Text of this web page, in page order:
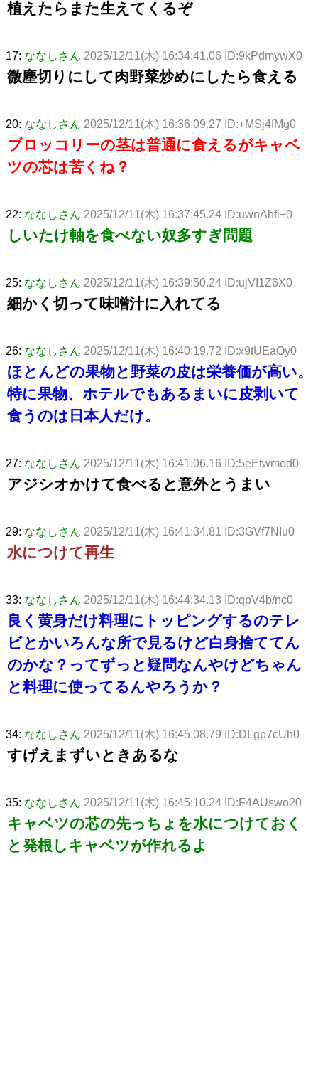
植えたらまた生えてくるぞ
17: ななしさん 2025/12/11(木) 16:34:41.06 ID:9kPdmywX0
微塵切りにして肉野菜炒めにしたら食える
20: ななしさん 2025/12/11(木) 16:36:09.27 ID:+MSj4fMg0
ブロッコリーの茎は普通に食えるがキャベ
ツの芯は苦くね？
22: ななしさん 2025/12/11(木) 16:37:45.24 ID:uwnAhfi+0
しいたけ軸を食べない奴多すぎ問題
25: ななしさん 2025/12/11(木) 16:39:50.24 ID:ujVI1Z6X0
細かく切って味噌汁に入れてる
26: ななしさん 2025/12/11(木) 16:40:19.72 ID:x9tUEaOy0
ほとんどの果物と野菜の皮は栄養価が高い。
特に果物、ホテルでもあるまいに皮剥いて
食うのは日本人だけ。
27: ななしさん 2025/12/11(木) 16:41:06.16 ID:5eEtwmod0
アジシオかけて食べると意外とうまい
29: ななしさん 2025/12/11(木) 16:41:34.81 ID:3GVf7NIu0
水につけて再生
33: ななしさん 2025/12/11(木) 16:44:34.13 ID:qpV4b/nc0
良く黄身だけ料理にトッピングするのテレ
ビとかいろんな所で見るけど白身捨ててん
のかな？ってずっと疑問なんやけどちゃん
と料理に使ってるんやろうか？
34: ななしさん 2025/12/11(木) 16:45:08.79 ID:DLgp7cUh0
すげえまずいときあるな
35: ななしさん 2025/12/11(木) 16:45:10.24 ID:F4AUswo20
キャベツの芯の先っちょを水につけておく
と発根しキャベツが作れるよ